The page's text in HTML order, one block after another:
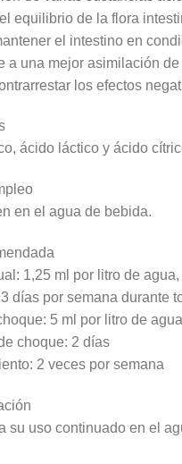
equilibrio de la flora
el intestino en
a una mejor asimilación
los efectos
ácido láctico y ácido
en el agua de bebida.
1,25 ml por litro de
días por semana durante
5 ml por litro de
choque: 2 días
2 veces por semana
su uso continuado en el